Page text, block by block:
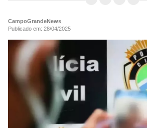
CampoGrandeNews
Publicado em: 28/04/2025